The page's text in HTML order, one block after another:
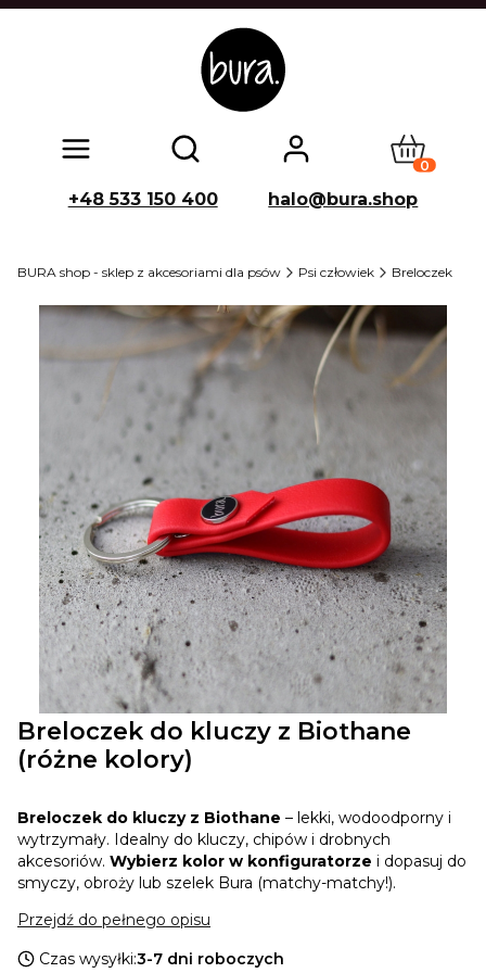
Otwórz wyszukiwarkę Produkty
+48 533 150 400 halo@bura.shop
BURA shop - sklep z akcesoriami dla psów Psi człowiek Breloczek
Breloczek do kluczy z Biothane
(różne kolory)
Breloczek do kluczy z Biothane – lekki, wodoodporny i
wytrzymały. Idealny do kluczy, chipów i drobnych
akcesoriów. Wybierz kolor w konfiguratorze i dopasuj do
smyczy, obroży lub szelek Bura (matchy-matchy!).
Przejdź do pełnego opisu
Czas wysyłki:3-7 dni roboczych